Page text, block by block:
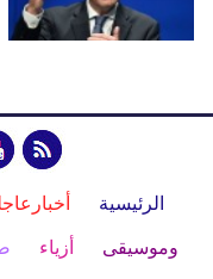
الرئيسية
وموسيقى أزياء